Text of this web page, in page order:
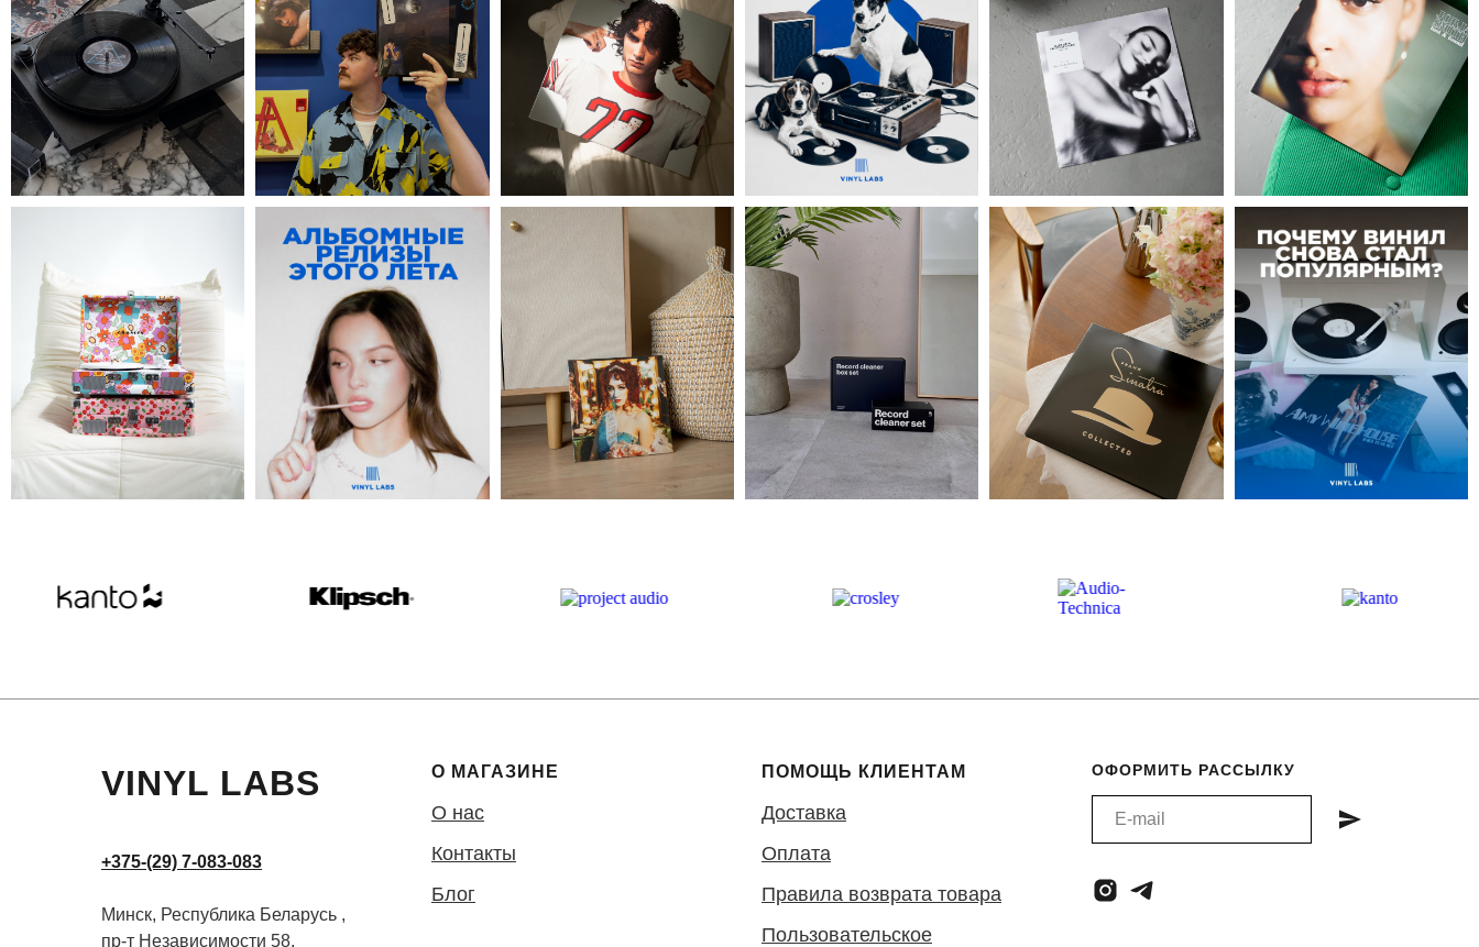
VINYL LABS
+375-(29) 7-083-083
Минск, Республика Беларусь ,
пр-т Независимости 58,
О МАГАЗИНЕ
О нас
Контакты
Блог
ПОМОЩЬ КЛИЕНТАМ
Доставка
Оплата
Правила возврата товара
Пользовательское
ОФОРМИТЬ РАССЫЛКУ